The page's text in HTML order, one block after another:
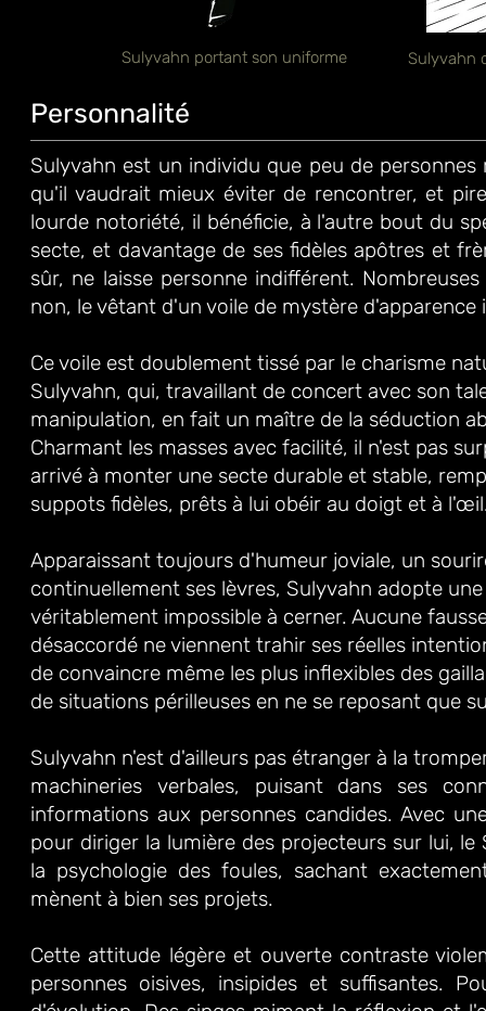
Sulyvahn portant son uniforme Sulyvahn
Personnalité
Sulyvahn est un individu que peu de
qu'il vaudrait mieux éviter de rencontrer, et
lourde notoriété, il bénéficie, à l'autre bout du
secte, et davantage de ses fidèles apôtres et
sûr, ne laisse personne indifférent.
non, le vêtant d'un voile de mystère d'apparence
Ce voile est doublement tissé par le charisme
Sulyvahn, qui, travaillant de concert avec son
manipulation, en fait un maître de la séduction
Charmant les masses avec facilité, il n'est pas
arrivé à monter une secte durable et stable,
suppots fidèles, prêts à lui obéir au doigt et à
Apparaissant toujours d'humeur joviale, un
continuellement ses lèvres, Sulyvahn adopte
véritablement impossible à cerner. Aucune
désaccordé ne viennent trahir ses réelles
de convaincre même les plus inflexibles des
de situations périlleuses en ne se reposant que
Sulyvahn n'est d'ailleurs pas étranger à la
machineries verbales, puisant dans ses
informations aux personnes candides. Avec
pour diriger la lumière des projecteurs sur lui,
la psychologie des foules, sachant
mènent à bien ses projets.
Cette attitude légère et ouverte contraste
personnes oisives, insipides et suffisantes.